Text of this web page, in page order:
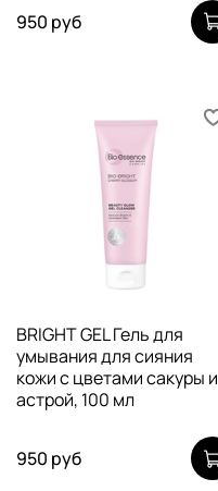
950 руб
BRIGHT GEL Гель для
умывания для сияния
кожи с цветами сакуры и
астрой, 100 мл
950 руб